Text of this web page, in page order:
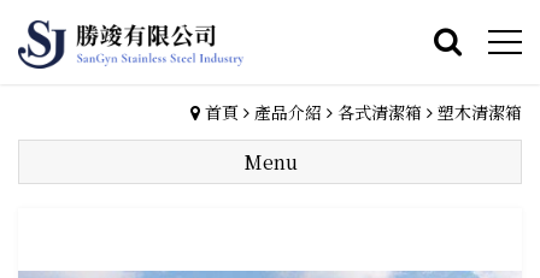
首頁 產品介紹 各式清潔箱 塑木清潔箱
Menu